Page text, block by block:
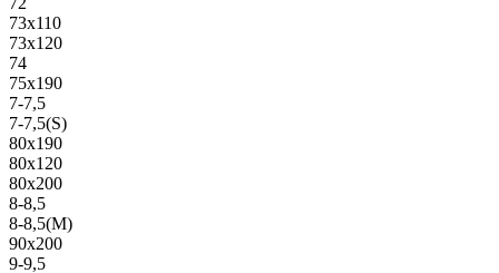
73х110
73х120
74
75х190
7-7,5
7-7,5(S)
80х190
80х120
80х200
8-8,5
8-8,5(M)
90х200
9-9,5